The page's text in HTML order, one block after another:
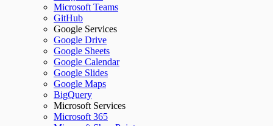
Microsoft Teams
GitHub
Google Services
Google Drive
Google Sheets
Google Calendar
Google Slides
Google Maps
BigQuery
Microsoft Services
Microsoft 365